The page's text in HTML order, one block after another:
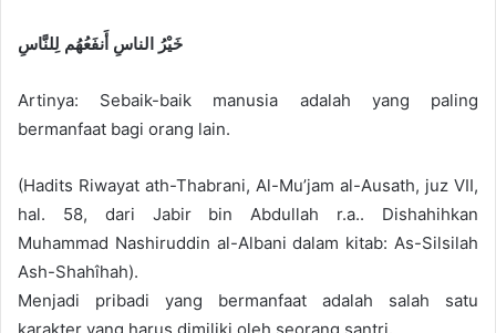
خَيْرُ الناسِ أَنفَعُهُم لِلنَّاسِ
Artinya: Sebaik-baik manusia adalah yang paling
bermanfaat bagi orang lain.
(Hadits Riwayat ath-Thabrani, Al-Mu’jam al-Ausath, juz VII,
hal. 58, dari Jabir bin Abdullah r.a.. Dishahihkan
Muhammad Nashiruddin al-Albani dalam kitab: As-Silsilah
Ash-Shahîhah).
Menjadi pribadi yang bermanfaat adalah salah satu